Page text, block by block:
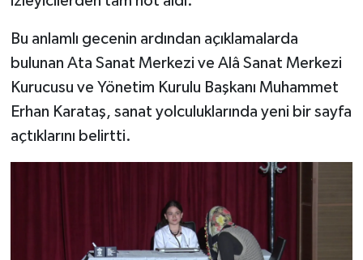
Bu anlamlı gecenin ardından açıklamalarda
bulunan Ata Sanat Merkezi ve Alâ Sanat Merkezi
Kurucusu ve Yönetim Kurulu Başkanı Muhammet
Erhan Karataş, sanat yolculuklarında yeni bir sayfa
açtıklarını belirtti.